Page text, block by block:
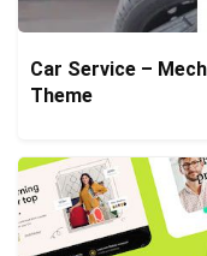
Car Service –
Theme